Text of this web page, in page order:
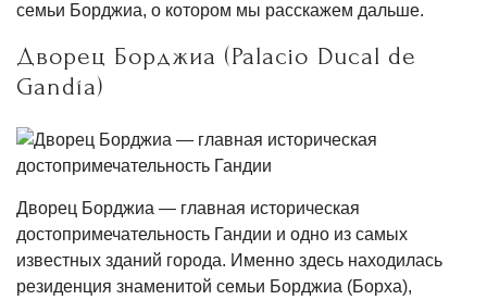
семьи Борджиа, о котором мы расскажем дальше.
Дворец Борджиа (Palacio Ducal de
Gandía)
Дворец Борджиа — главная историческая
достопримечательность Гандии и одно из самых
известных зданий города. Именно здесь находилась
резиденция знаменитой семьи Борджиа (Борха),